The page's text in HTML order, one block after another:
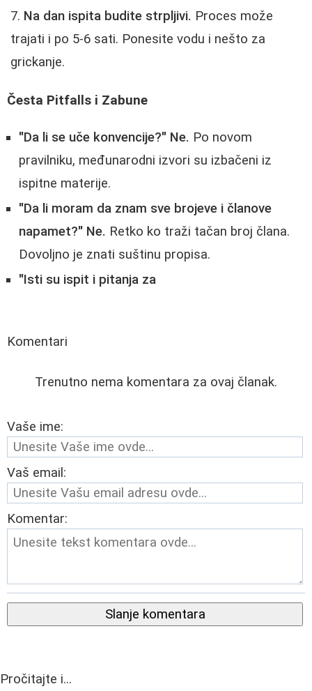
Na dan ispita budite strpljivi. Proces može
trajati i po 5-6 sati. Ponesite vodu i nešto za
grickanje.
Česta Pitfalls i Zabune
"Da li se uče konvencije?" Ne. Po novom
pravilniku, međunarodni izvori su izbačeni iz
ispitne materije.
"Da li moram da znam sve brojeve i članove
napamet?" Ne. Retko ko traži tačan broj člana.
Dovoljno je znati suštinu propisa.
"Isti su ispit i pitanja za
Komentari
Trenutno nema komentara za ovaj članak.
Vaše ime:
Vaš email:
Komentar:
Slanje komentara
Pročitajte i...